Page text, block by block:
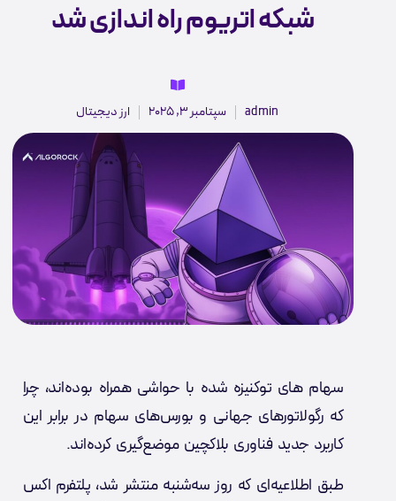
شبکه اتریوم راه اندازی شد
admin سپتامبر 3, 2025 ارز دیجیتال
سهام های توکنیزه شده با حواشی همراه بوده‌اند، چرا
که رگولاتورهای جهانی و بورس‌های سهام در برابر این
کاربرد جدید فناوری بلاکچین موضع‌گیری کرده‌اند.
طبق اطلاعیه‌ای که روز سه‌شنبه منتشر شد، پلتفرم اکس